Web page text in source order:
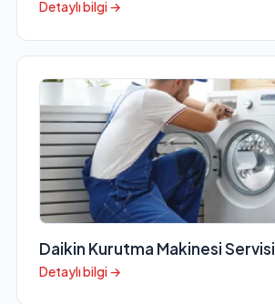
Detaylı bilgi →
Daikin Kurutma Makinesi Servisi
Detaylı bilgi →